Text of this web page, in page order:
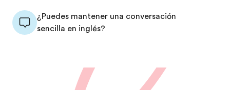
¿Puedes mantener una conversación
sencilla en inglés?